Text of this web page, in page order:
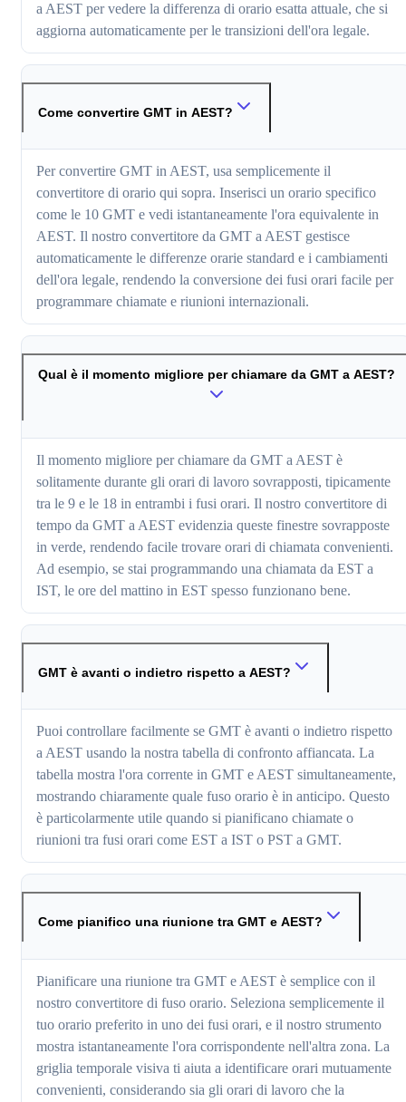
a AEST per vedere la differenza di orario esatta attuale, che si
aggiorna automaticamente per le transizioni dell'ora legale.
Come convertire GMT in AEST?
Per convertire GMT in AEST, usa semplicemente il
convertitore di orario qui sopra. Inserisci un orario specifico
come le 10 GMT e vedi istantaneamente l'ora equivalente in
AEST. Il nostro convertitore da GMT a AEST gestisce
automaticamente le differenze orarie standard e i cambiamenti
dell'ora legale, rendendo la conversione dei fusi orari facile per
programmare chiamate e riunioni internazionali.
Qual è il momento migliore per chiamare da GMT a AEST?
Il momento migliore per chiamare da GMT a AEST è
solitamente durante gli orari di lavoro sovrapposti, tipicamente
tra le 9 e le 18 in entrambi i fusi orari. Il nostro convertitore di
tempo da GMT a AEST evidenzia queste finestre sovrapposte
in verde, rendendo facile trovare orari di chiamata convenienti.
Ad esempio, se stai programmando una chiamata da EST a
IST, le ore del mattino in EST spesso funzionano bene.
GMT è avanti o indietro rispetto a AEST?
Puoi controllare facilmente se GMT è avanti o indietro rispetto
a AEST usando la nostra tabella di confronto affiancata. La
tabella mostra l'ora corrente in GMT e AEST simultaneamente,
mostrando chiaramente quale fuso orario è in anticipo. Questo
è particolarmente utile quando si pianificano chiamate o
riunioni tra fusi orari come EST a IST o PST a GMT.
Come pianifico una riunione tra GMT e AEST?
Pianificare una riunione tra GMT e AEST è semplice con il
nostro convertitore di fuso orario. Seleziona semplicemente il
tuo orario preferito in uno dei fusi orari, e il nostro strumento
mostra istantaneamente l'ora corrispondente nell'altra zona. La
griglia temporale visiva ti aiuta a identificare orari mutuamente
convenienti, considerando sia gli orari di lavoro che la